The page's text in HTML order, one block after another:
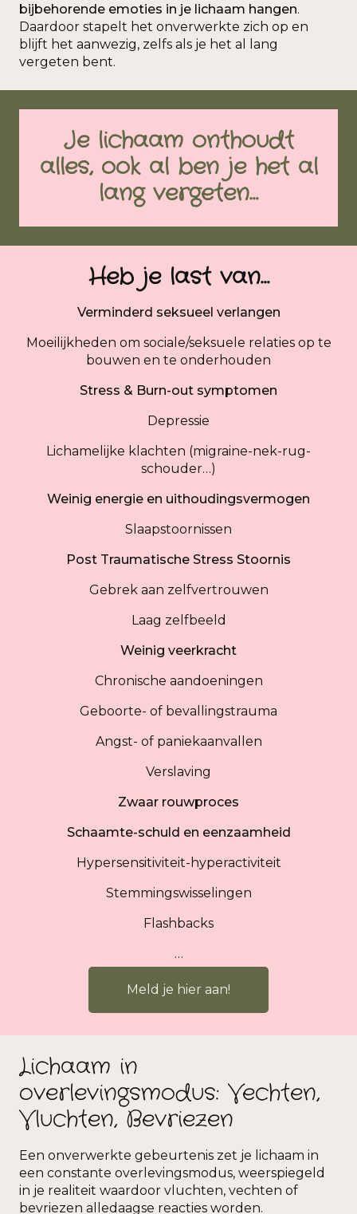
bijbehorende emoties in je lichaam hangen.
Daardoor stapelt het onverwerkte zich op en
blijft het aanwezig, zelfs als je het al lang
vergeten bent.
Je lichaam onthoudt
alles, ook al ben je het al
lang vergeten…
Heb je last van…
Verminderd seksueel verlangen
Moeilijkheden om sociale/seksuele relaties op te
bouwen en te onderhouden
Stress & Burn-out symptomen
Depressie
Lichamelijke klachten (migraine-nek-rug-
schouder…)
Weinig energie en uithoudingsvermogen
Slaapstoornissen
Post Traumatische Stress Stoornis
Gebrek aan zelfvertrouwen
Laag zelfbeeld
Weinig veerkracht
Chronische aandoeningen
Geboorte- of bevallingstrauma
Angst- of paniekaanvallen
Verslaving
Zwaar rouwproces
Schaamte-schuld en eenzaamheid
Hypersensitiviteit-hyperactiviteit
Stemmingswisselingen
Flashbacks
…
Meld je hier aan!
Lichaam in
overlevingsmodus: Vechten,
Vluchten, Bevriezen
Een onverwerkte gebeurtenis zet je lichaam in
een constante overlevingsmodus, weerspiegeld
in je realiteit waardoor vluchten, vechten of
bevriezen alledaagse reacties worden.